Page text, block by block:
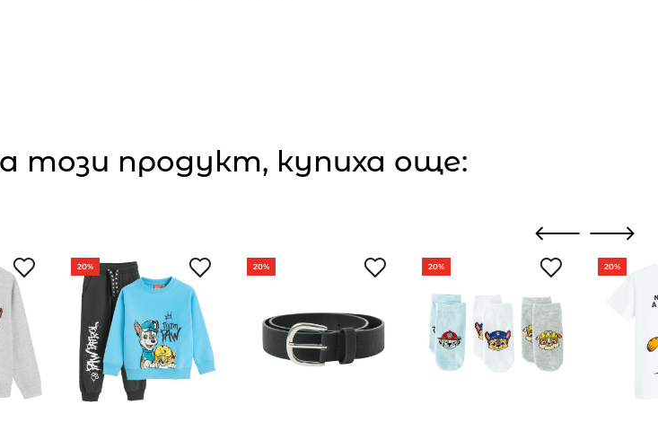
този продукт, купиха още:
20% 20% 20% 20%